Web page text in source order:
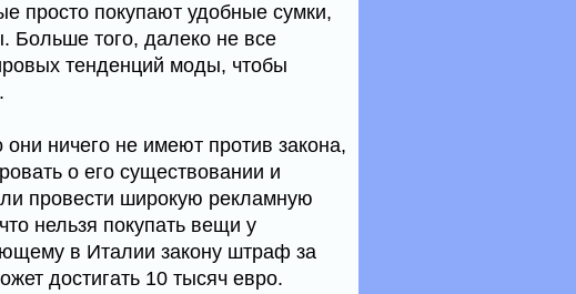
просто покупают удобные сумки,
Больше того, далеко не все
тенденций моды, чтобы
ничего не имеют против закона,
о его существовании и
провести широкую рекламную
нельзя покупать вещи у
в Италии закону штраф за
достигать 10 тысяч евро.